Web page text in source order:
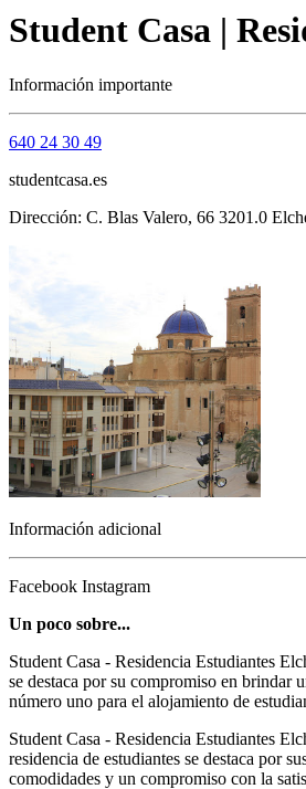
Student Casa |
Información importante
640 24 30 49
studentcasa.es
Dirección: C. Blas Valero, 66 3201.0
Información adicional
Facebook Instagram
Un poco sobre...
Student Casa - Residencia Estudiantes
se destaca por su compromiso en brindar
número uno para el alojamiento de
Student Casa - Residencia Estudiantes
residencia de estudiantes se destaca por
comodidades y un compromiso con la